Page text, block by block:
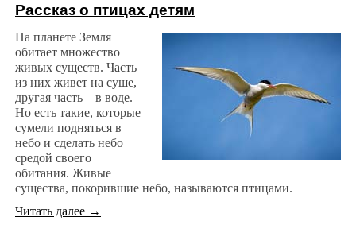
Рассказ о птицах детям
На планете Земля
обитает множество
живых существ. Часть
из них живет на суше,
другая часть – в воде.
Но есть такие, которые
сумели подняться в
небо и сделать небо
средой своего
обитания. Живые
существа, покорившие небо, называются птицами.
Читать далее →